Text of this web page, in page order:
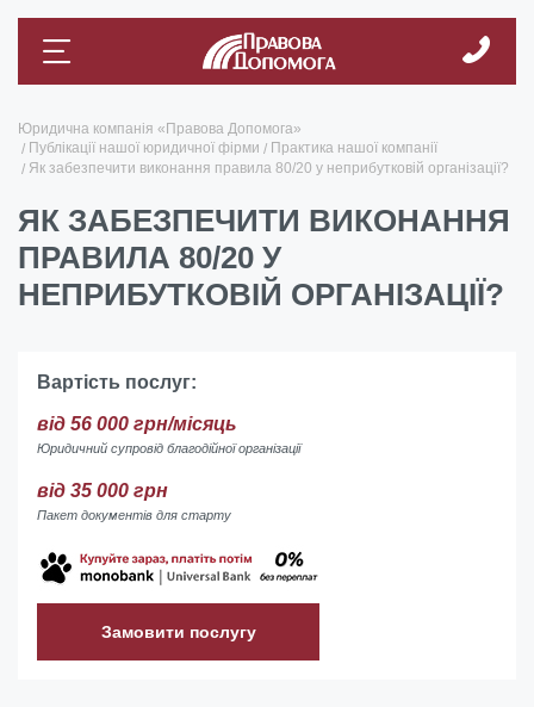
Юридична компанія «Правова Допомога»
Публікації нашої юридичної фірми
Практика нашої компанії
Як забезпечити виконання правила 80/20 у неприбутковій організації?
ЯК ЗАБЕЗПЕЧИТИ ВИКОНАННЯ
ПРАВИЛА 80/20 У
НЕПРИБУТКОВІЙ ОРГАНІЗАЦІЇ?
Вартість послуг:
від 56 000 грн/місяць
Юридичний супровід благодійної організації
від 35 000 грн
Пакет документів для старту
Замовити послугу